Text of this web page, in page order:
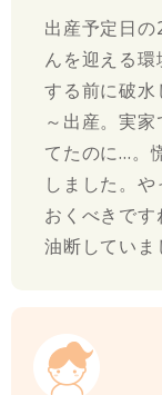
出産予定日
んを迎える
する前に破
～出産。実
てたのに…。
しました。
おくべきです
油断していま